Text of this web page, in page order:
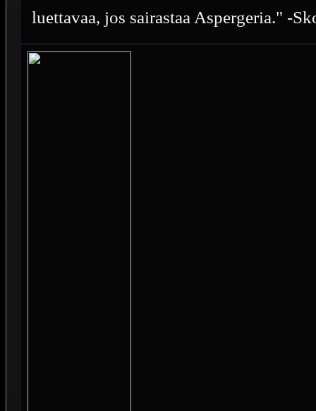
luettavaa, jos sairastaa Aspergeria." -